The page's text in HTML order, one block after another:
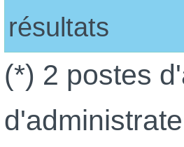
résultats
(*) 2 postes